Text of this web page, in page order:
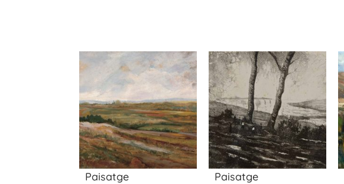
Paisatge Paisatge